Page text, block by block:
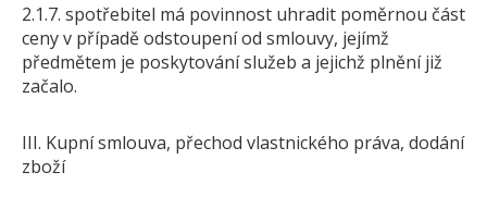
2.1.7. spotřebitel má povinnost uhradit poměrnou část
ceny v případě odstoupení od smlouvy, jejímž
předmětem je poskytování služeb a jejichž plnění již
začalo.
III. Kupní smlouva, přechod vlastnického práva, dodání
zboží